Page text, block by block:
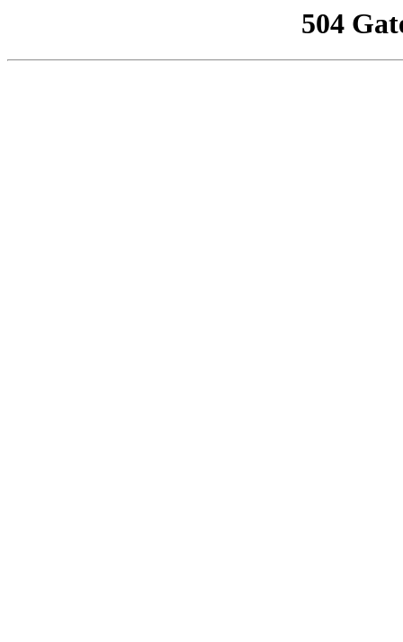
504